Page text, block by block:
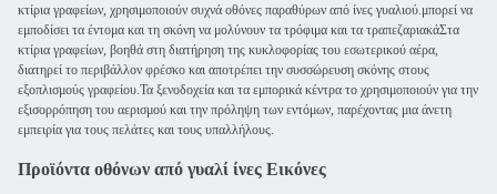
κτίρια γραφείων, χρησιμοποιούν συχνά οθόνες παραθύρων από ίνες γυαλιού.μπορεί να
εμποδίσει τα έντομα και τη σκόνη να μολύνουν τα τρόφιμα και τα τραπεζαριακάΣτα
κτίρια γραφείων, βοηθά στη διατήρηση της κυκλοφορίας του εσωτερικού αέρα,
διατηρεί το περιβάλλον φρέσκο και αποτρέπει την συσσώρευση σκόνης στους
εξοπλισμούς γραφείου.Τα ξενοδοχεία και τα εμπορικά κέντρα το χρησιμοποιούν για την
εξισορρόπηση του αερισμού και την πρόληψη των εντόμων, παρέχοντας μια άνετη
εμπειρία για τους πελάτες και τους υπαλλήλους.
Προϊόντα οθόνων από γυαλί ίνες Εικόνες